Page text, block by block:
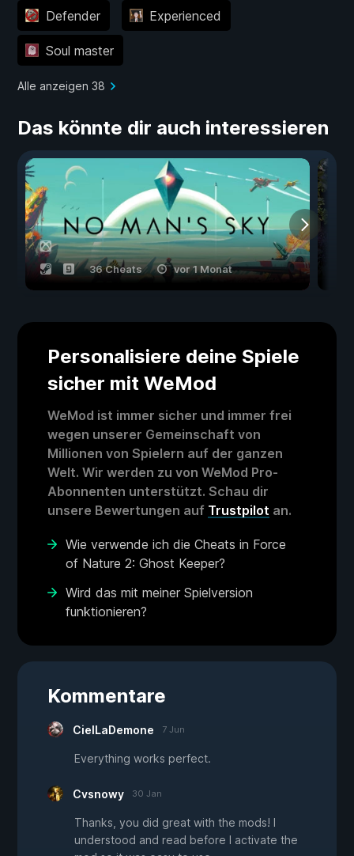
Defender Experienced
Soul master
Alle anzeigen 38
Das könnte dir auch interessieren
36 Cheats vor 1 Monat
Personalisiere deine Spiele
sicher mit WeMod
WeMod ist immer sicher und immer frei
wegen unserer Gemeinschaft von
Millionen von Spielern auf der ganzen
Welt. Wir werden zu von WeMod Pro-
Abonnenten unterstützt. Schau dir
unsere Bewertungen auf Trustpilot an.
Wie verwende ich die Cheats in Force
of Nature 2: Ghost Keeper?
Wird das mit meiner Spielversion
funktionieren?
Kommentare
CielLaDemone 7 Jun
Everything works perfect.
Cvsnowy 30 Jan
Thanks, you did great with the mods! I
understood and read before I activate the